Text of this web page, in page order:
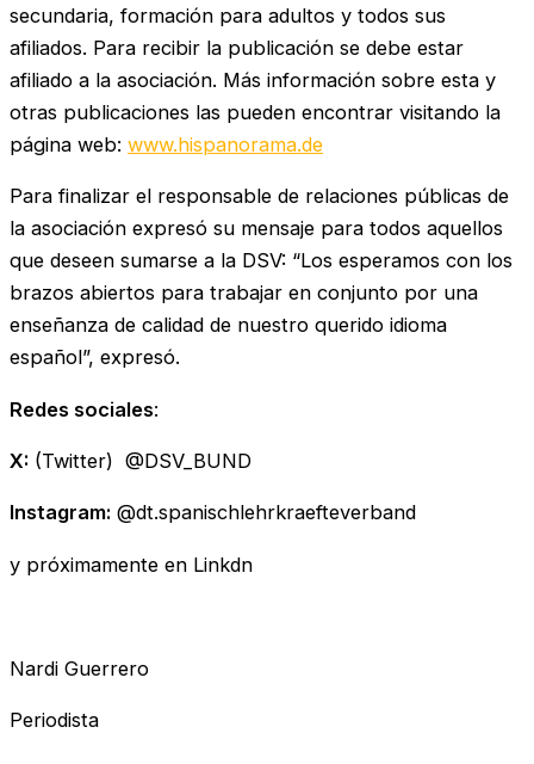
secundaria, formación para adultos y todos sus
afiliados. Para recibir la publicación se debe estar
afiliado a la asociación. Más información sobre esta y
otras publicaciones las pueden encontrar visitando la
página web: www.hispanorama.de
Para finalizar el responsable de relaciones públicas de
la asociación expresó su mensaje para todos aquellos
que deseen sumarse a la DSV: “Los esperamos con los
brazos abiertos para trabajar en conjunto por una
enseñanza de calidad de nuestro querido idioma
español”, expresó.
Redes sociales:
X: (Twitter) @DSV_BUND
Instagram: @dt.spanischlehrkraefteverband
y próximamente en Linkdn
Nardi Guerrero
Periodista